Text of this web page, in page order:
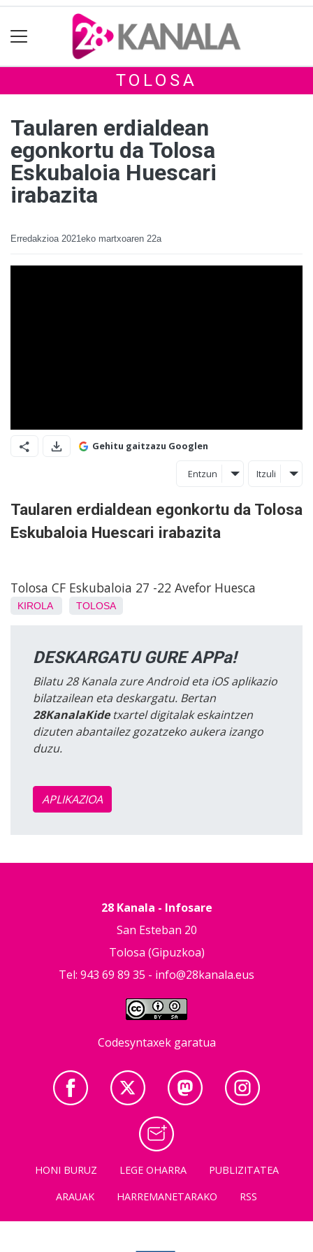
TOLOSA
Taularen erdialdean
egonkortu da Tolosa
Eskubaloia Huescari
irabazita
Erredakzioa 2021eko martxoaren 22a
Gehitu gaitzazu Googlen
Entzun Itzuli
Taularen erdialdean egonkortu da Tolosa
Eskubaloia Huescari irabazita
Tolosa CF Eskubaloia 27 -22 Avefor Huesca
KIROLA TOLOSA
DESKARGATU GURE APPa!
Bilatu 28 Kanala zure Android eta iOS aplikazio
bilatzailean eta deskargatu. Bertan
28KanalaKidetxartel digitalak eskaintzen
dizuten abantailez gozatzeko aukera izango
duzu.
APLIKAZIOA
28 Kanala - Infosare
San Esteban 20
Tolosa (Gipuzkoa)
Tel: 943 69 89 35 - info@28kanala.eus
Codesyntaxek garatua
HONI BURUZ LEGE OHARRA
PUBLIZITATEA
ARAUAK
HARREMANETARAKO RSS